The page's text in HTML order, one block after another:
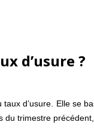
d’usure ?
d’usure. Elle se
trimestre précédent,